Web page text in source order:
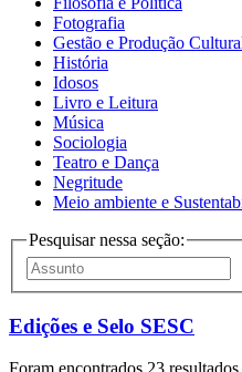
Fotografia
Gestão e Produção
História
Idosos
Livro e Leitura
Música
Sociologia
Teatro e Dança
Negritude
Meio ambiente e
Pesquisar nessa seção:
Edições e Selo SESC